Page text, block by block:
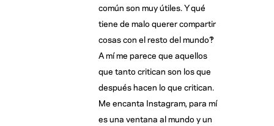
común son muy útiles. Y qué
tiene de malo querer compartir
cosas con el resto del mundo?!
A mí me parece que aquellos
que tanto critican son los que
después hacen lo que critican.
Me encanta Instagram, para mí
es una ventana al mundo y un